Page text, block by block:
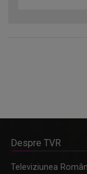
Despre TVR
Televiziunea